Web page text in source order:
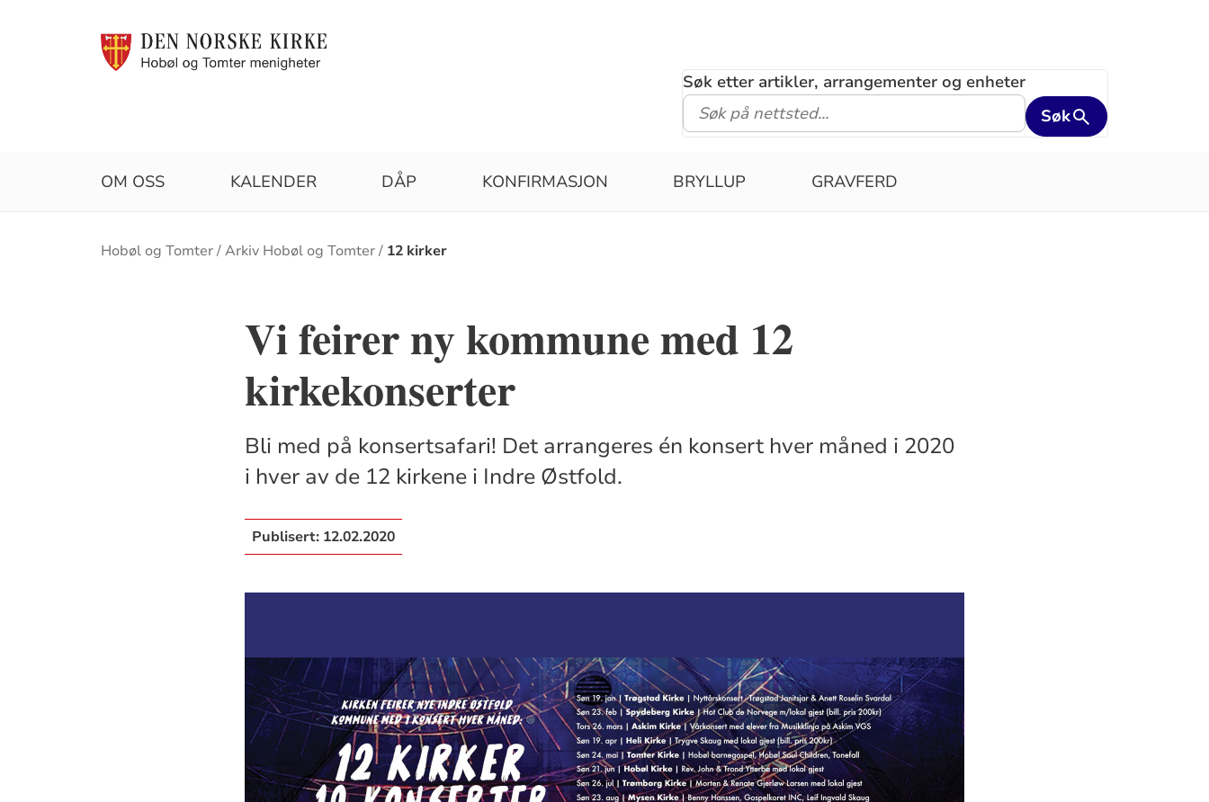
Søk etter artikler, arrangementer og enheter
Søk
OM OSS KALENDER DÅP KONFIRMASJON BRYLLUP GRAVFERD
Brødsmulesti
Hobøl og Tomter Arkiv Hobøl og Tomter 12 kirker
Vi feirer ny kommune med 12
kirkekonserter
Bli med på konsertsafari! Det arrangeres én konsert hver måned i 2020
i hver av de 12 kirkene i Indre Østfold.
Publisert: 12.02.2020